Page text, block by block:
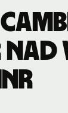
INR